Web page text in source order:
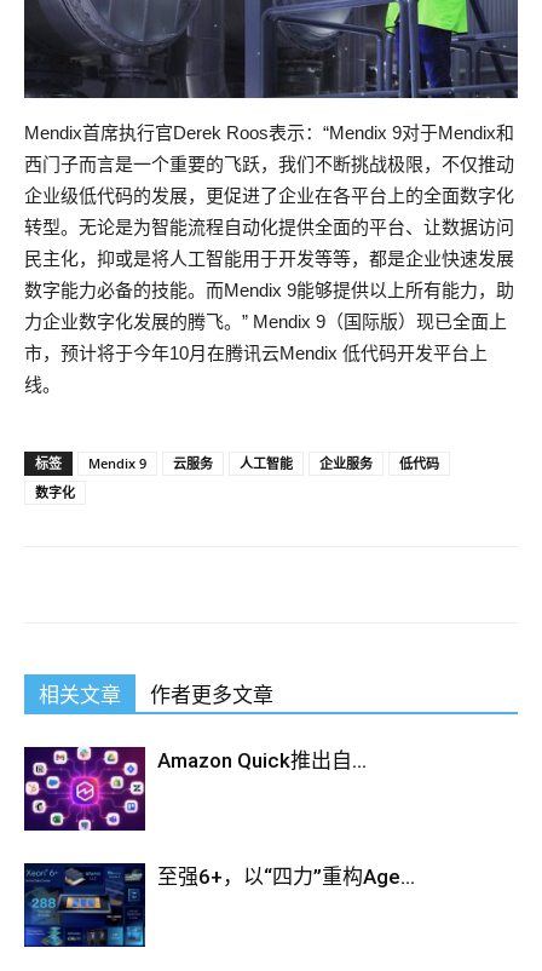
Mendix首席执行官Derek Roos表示：“Mendix 9对于Mendix和
西门子而言是一个重要的飞跃，我们不断挑战极限，不仅推动
企业级低代码的发展，更促进了企业在各平台上的全面数字化
转型。无论是为智能流程自动化提供全面的平台、让数据访问
民主化，抑或是将人工智能用于开发等等，都是企业快速发展
数字能力必备的技能。而Mendix 9能够提供以上所有能力，助
力企业数字化发展的腾飞。” Mendix 9（国际版）现已全面上
市，预计将于今年10月在腾讯云Mendix 低代码开发平台上
线。
标签 Mendix 9 云服务 人工智能 企业服务
低代码
数字化
相关文章 作者更多文章
Amazon Quick推出自...
至强6+，以“四力”重构Age...